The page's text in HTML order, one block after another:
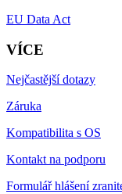
EU Data Act
VÍCE
Nejčastější dotazy
Záruka
Kompatibilita s OS
Kontakt na podporu
Formulář hlášení